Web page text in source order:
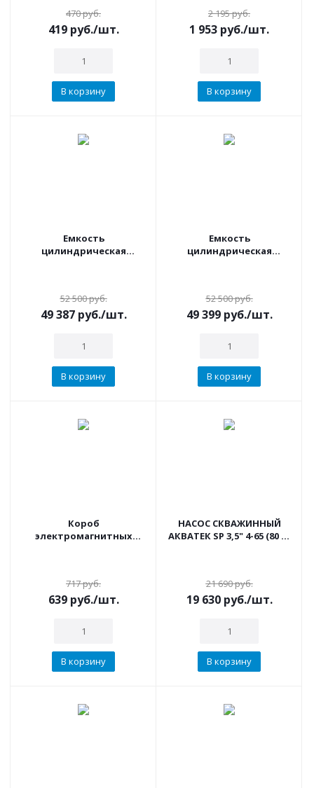
470руб.
419руб./шт.
В корзину
2 195руб.
1 953 руб./шт.
В корзину
Емкость
цилиндрическая
52 500руб.
49 387руб./шт.
В корзину
Емкость
цилиндрическая
52 500руб.
49 399руб./шт.
В корзину
Короб
электромагнитных
717руб.
639руб./шт.
В корзину
НАСОС СКВАЖИННЫЙ
АКВАТЕК SP 3,5" 4-65 (80 л/
21 690руб.
19 630руб./шт.
В корзину